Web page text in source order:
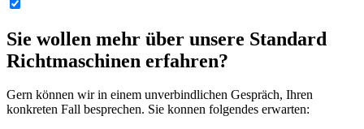
Sie wollen mehr über unsere Standard
Richtmaschinen erfahren?
Gern können wir in einem unverbindlichen Gespräch, Ihren
konkreten Fall besprechen. Sie konnen folgendes erwarten: